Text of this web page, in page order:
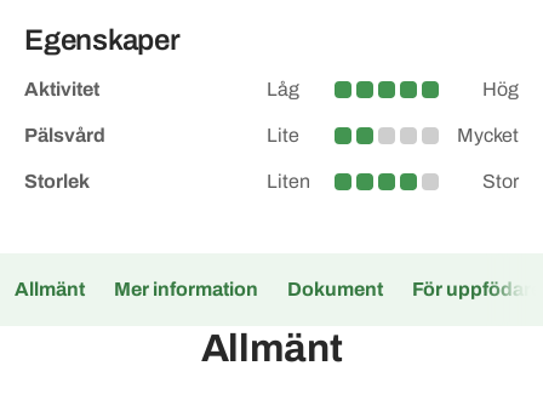
Egenskaper
Aktivitet Låg
Hög
Hög
Pälsvård Lite
Lite större
Mycket
Storlek Liten
Medelstor
Stor
Allmänt Mer information Dokument För uppfödare
Allmänt